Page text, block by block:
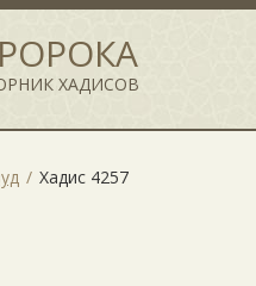
ХАДИСОВ
Хадис 4257